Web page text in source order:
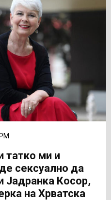
татко ми и
сексуално да
Јадранка Косор,
на Хрватска